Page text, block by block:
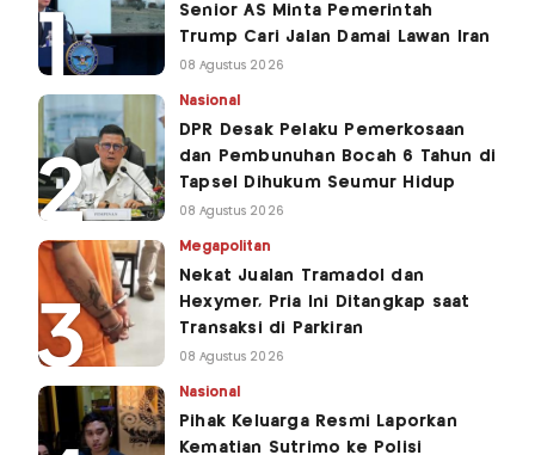
Senior AS Minta Pemerintah
Trump Cari Jalan Damai Lawan Iran
08 Agustus 2026
Nasional
DPR Desak Pelaku Pemerkosaan
dan Pembunuhan Bocah 6 Tahun di
Tapsel Dihukum Seumur Hidup
08 Agustus 2026
Megapolitan
Nekat Jualan Tramadol dan
Hexymer, Pria Ini Ditangkap saat
Transaksi di Parkiran
08 Agustus 2026
Nasional
Pihak Keluarga Resmi Laporkan
Kematian Sutrimo ke Polisi